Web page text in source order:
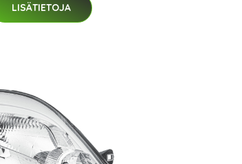
LISÄTIETOJA